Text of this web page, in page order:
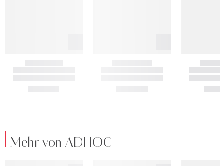
Mehr von ADHOC